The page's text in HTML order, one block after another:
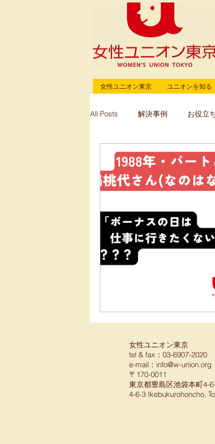
女性ユニオン東京 ユニオンを知る
All Posts 解決事例 お役立
女性ユニオン東京
tel & fax：03-6907-2020
e-mail： info@w-union.org
〒170-0011
東京都豊島区池袋本町4-
4-6-3 Ikebukurohoncho,